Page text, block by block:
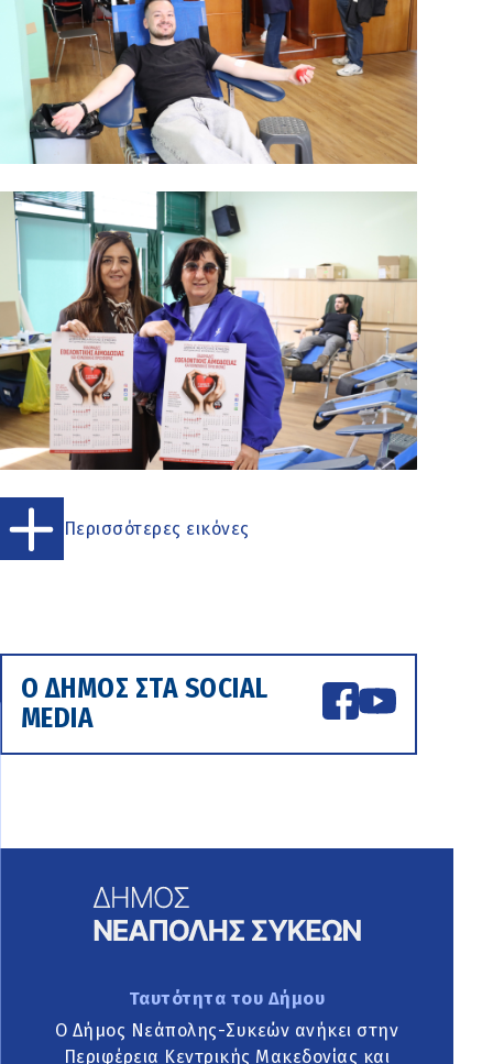
Περισσότερες εικόνες
Ο ΔΗΜΟΣ ΣΤΑ SOCIAL
MEDIA
Ταυτότητα του Δήμου
Ο Δήμος Νεάπολης-Συκεών ανήκει στην
Περιφέρεια Κεντρικής Μακεδονίας και